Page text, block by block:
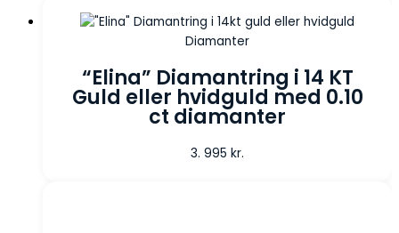
Diamanter
“Elina” Diamantring i 14 KT
Guld eller hvidguld med 0.10
ct diamanter
3. 995 kr.